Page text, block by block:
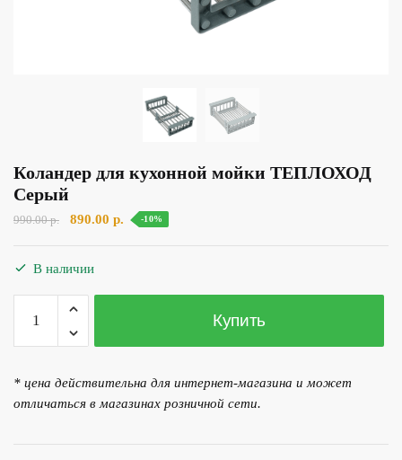
Коландер для кухонной мойки ТЕПЛОХОД
Серый
990.00р.
Первоначальная
890.00 р. Текущая
-10%
В наличии
Количество
товара
Коландер
кухонной
мойки
Купить
* цена действительна для интернет-магазина и может
отличаться в магазинах розничной сети.